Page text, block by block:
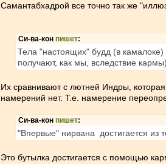
Самантабхадрой все точно так же
Си-ва-кон пишет:
Тела "настоящих" будд (в
получают, как мы, вследствие
Их сравнивают с лютней Индры,
намерений нет. Т.е. намерение
Си-ва-кон пишет:
"Впервые" нирвана достигается из
Это бутылка достигается с помощью